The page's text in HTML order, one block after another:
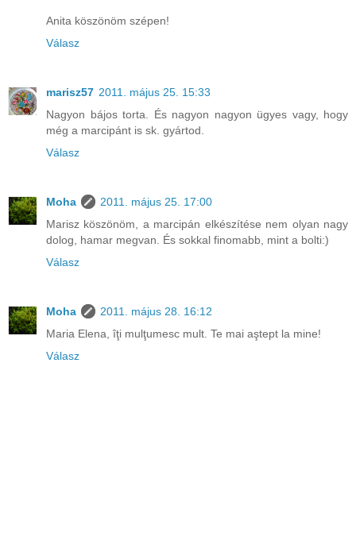
Anita köszönöm szépen!
Válasz
marisz57 2011. május 25. 15:33
Nagyon bájos torta. És nagyon nagyon ügyes vagy, hogy
még a marcipánt is sk. gyártod.
Válasz
Moha
2011. május 25. 17:00
Marisz köszönöm, a marcipán elkészítése nem olyan nagy
dolog, hamar megvan. És sokkal finomabb, mint a bolti:)
Válasz
Moha
2011. május 28. 16:12
Maria Elena, îţi mulţumesc mult. Te mai aştept la mine!
Válasz